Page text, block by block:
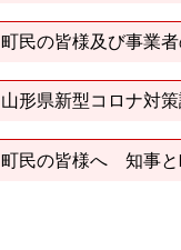
町民の皆様及び事業
山形県新型コロナ対
町民の皆様へ 知事と